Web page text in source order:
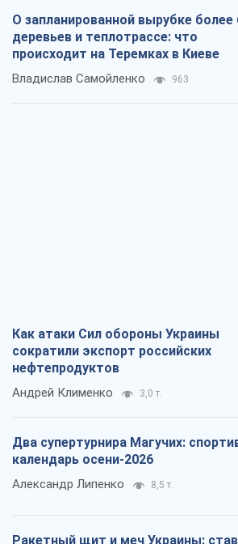
О запланированной вырубке более
деревьев и теплотрассе: что
происходит на Теремках в Киеве
Владислав Самойленко 963
Как атаки Сил обороны Украины
сократили экспорт российских
нефтепродуктов
Андрей Клименко 3,0 т.
Два супертурнира Магучих:
календарь осени-2026
Александр Липенко 8,5 т.
Ракетный щит и меч Украины: